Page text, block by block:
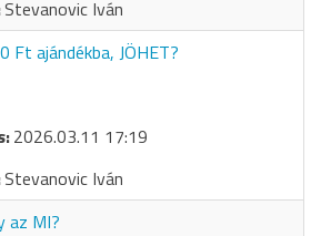
Stevanovic Iván
Ft ajándékba, JÖHET?
2026.03.11 17:19
Stevanovic Iván
az MI?